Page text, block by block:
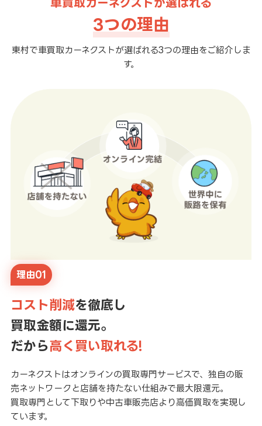
車買取カーネクストが選ばれる
3つの理由
東村で車買取カーネクストが選ばれる3つの理由をご紹介しま
す。
理由01
コスト削減を徹底し
買取金額に還元。
だから高く買い取れる!
カーネクストはオンラインの買取専門サービスで、独自の販
売ネットワークと店舗を持たない仕組みで最大限還元。
買取専門として下取りや中古車販売店より高価買取を実現し
ています。